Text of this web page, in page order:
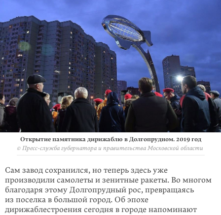
Открытие памятника дирижаблю в Долгопрудном. 2019 год
© Пресс-служба губернатора и правительства Московской области
Сам завод сохранился, но теперь здесь уже
производили самолеты и зенитные ракеты. Во многом
благодаря этому Долгопрудный рос, превращаясь
из по­селка в большой город. Об эпохе
дирижаблестроения сегодня в городе напоминают